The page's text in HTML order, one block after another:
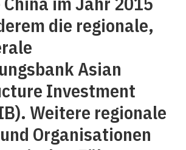
die regionale,
Asian
Investment
Weitere regionale
Organisationen